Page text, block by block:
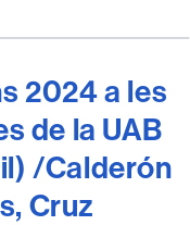
2024 a les
de la UAB
/Calderón
Cruz